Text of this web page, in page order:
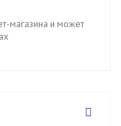
магазина и может